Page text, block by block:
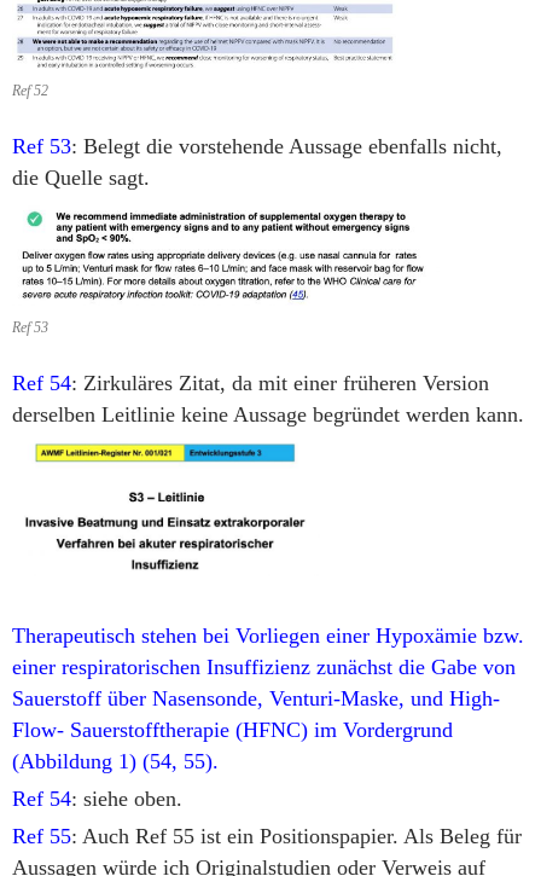
Ref 52
Ref 53: Belegt die vorstehende Aussage ebenfalls nicht,
die Quelle sagt.
Ref 53
Ref 54: Zirkuläres Zitat, da mit einer früheren Version
derselben Leitlinie keine Aussage begründet werden kann.
Therapeutisch stehen bei Vorliegen einer Hypoxämie bzw.
einer respiratorischen Insuffizienz zunächst die Gabe von
Sauerstoff über Nasensonde, Venturi-Maske, und High-
Flow- Sauerstofftherapie (HFNC) im Vordergrund
(Abbildung 1) (54, 55).
Ref 54: siehe oben.
Ref 55: Auch Ref 55 ist ein Positionspapier. Als Beleg für
Aussagen würde ich Originalstudien oder Verweis auf